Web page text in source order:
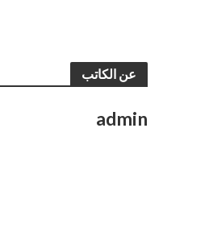
عن الكاتب
admin